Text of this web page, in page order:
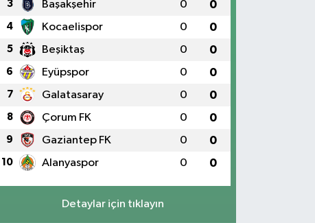
3 Başakşehir 0 0
4 Kocaelispor 0 0
5 Beşiktaş 0 0
6 Eyüpspor 0 0
7 Galatasaray 0 0
8 Çorum FK 0 0
9 Gaziantep FK 0 0
10 Alanyaspor 0 0
Detaylar için tıklayın